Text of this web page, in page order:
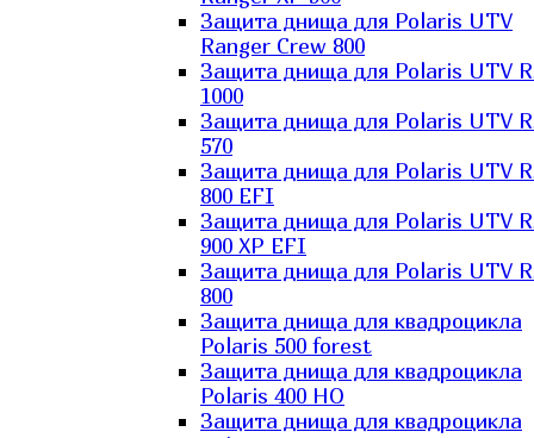
Защита днища для Polaris UTV
Ranger Сrew 800
Защита днища для Polaris UTV
1000
Защита днища для Polaris UTV
570
Защита днища для Polaris UTV
800 EFI
Защита днища для Polaris UTV
900 XP EFI
Защита днища для Polaris UTV
800
Защита днища для квадроцикла
Polaris 500 forest
Защита днища для квадроцикла
Polaris 400 HO
Защита днища для квадроцикла